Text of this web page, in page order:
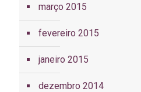
março 2015
fevereiro 2015
janeiro 2015
dezembro 2014